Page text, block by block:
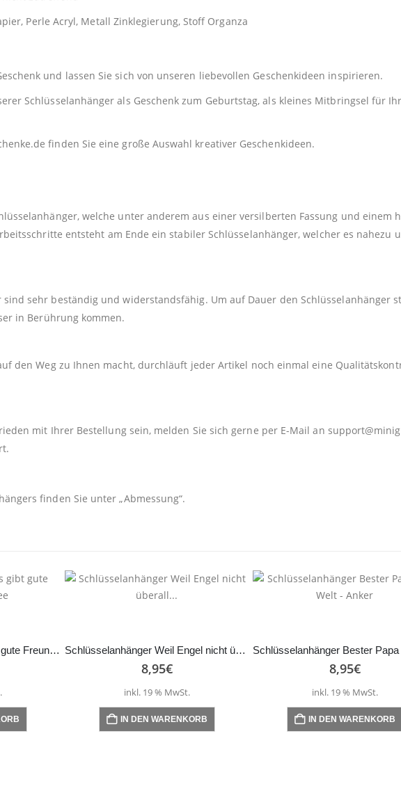
Acryl, Metall Zinklegierung, Stoff Organza
und lassen Sie sich von unseren liebevollen Geschenkideen inspirieren.
Schlüsselanhänger als Geschenk zum Geburtstag, als kleines Mitbringsel für
finden Sie eine große Auswahl kreativer Geschenkideen.
welche unter anderem aus einer versilberten Fassung und einem
entsteht am Ende ein stabiler Schlüsselanhänger, welcher es nahezu
sind sehr beständig und widerstandsfähig. Um auf Dauer den Schlüsselanhänger
in Berührung kommen.
den Weg zu Ihnen macht, durchläuft jeder Artikel noch einmal eine
mit Ihrer Bestellung sein, melden Sie sich gerne per E-Mail an
finden Sie unter „Abmessung“.
Schlüsselanhänger Es gibt gute Freunde … – Klee Schlüsselanhänger Weil Engel nicht überall…
8,95€
inkl. 19 % MwSt.
IN DEN WARENKORB
8,95€
inkl. 19 % MwSt.
IN DEN WARENKORB